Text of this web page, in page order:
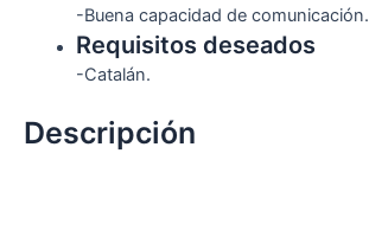
-Buena capacidad de comunicación.
Requisitos deseados
-Catalán.
Descripción